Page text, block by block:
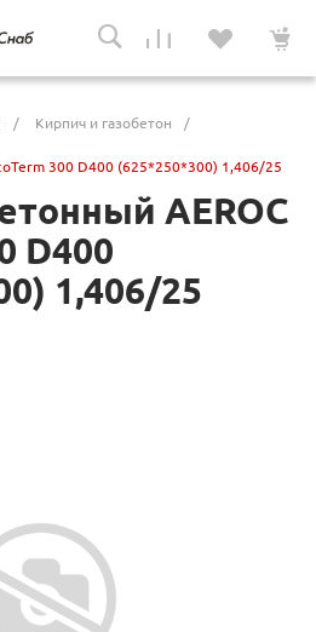
/ Кирпич и газобетон
/
300 D400 (625*250*300) 1,406/25
AEROC
D400
1,406/25